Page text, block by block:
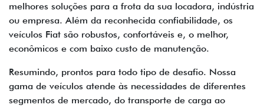
melhores soluções para a frota da sua locadora, indústria
ou empresa. Além da reconhecida confiabilidade, os
veículos Fiat são robustos, confortáveis e, o melhor,
econômicos e com baixo custo de manutenção.
Resumindo, prontos para todo tipo de desafio. Nossa
gama de veículos atende às necessidades de diferentes
segmentos de mercado, do transporte de carga ao